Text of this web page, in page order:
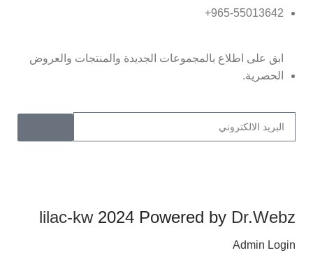
965-55013642+
ابق على اطلاع بالمجموعات الجديدة والمنتجات والعروض
الحصرية.
lilac-kw 2024 Powered by Dr.Webz
Admin Login